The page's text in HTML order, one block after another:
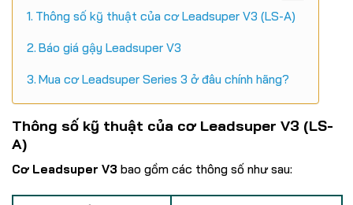
Thông số kỹ thuật của cơ Leadsuper V3 (LS-A)
Báo giá gậy Leadsuper V3
Mua cơ Leadsuper Series 3 ở đâu chính hãng?
Thông số kỹ thuật của cơ Leadsuper V3 (LS-
A)
Cơ Leadsuper V3 bao gồm các thông số như sau: